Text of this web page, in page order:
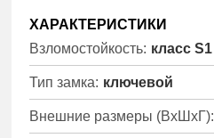
ХАРАКТЕРИСТИКИ
Взломостойкость: класс S1
Тип замка: ключевой
Внешние размеры (ВхШхГ):